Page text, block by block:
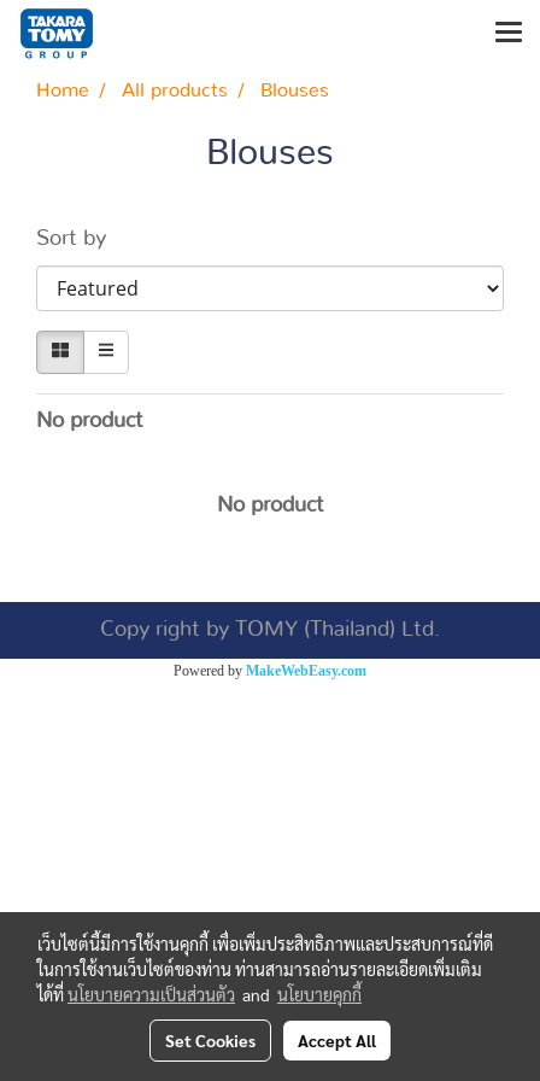
Home All products Blouses
Blouses
Sort by
No product
No product
Copy right by TOMY (Thailand) Ltd.
Powered by MakeWebEasy.com
เว็บไซต์นี้มีการใช้งานคุกกี้ เพื่อเพิ่มประสิทธิภาพและประสบการณ์ที่ดี
ในการใช้งานเว็บไซต์ของท่าน ท่านสามารถอ่านรายละเอียดเพิ่มเติม
ได้ที่นโยบายความเป็นส่วนตัว and นโยบายคุกกี้
Set Cookies Accept All